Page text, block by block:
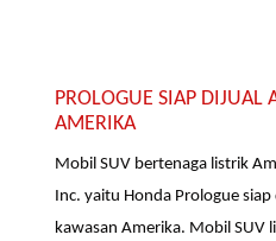
PROLOGUE SIAP DIJUAL
AMERIKA
Mobil SUV bertenaga listrik
Inc. yaitu Honda Prologue
kawasan Amerika. Mobil SUV